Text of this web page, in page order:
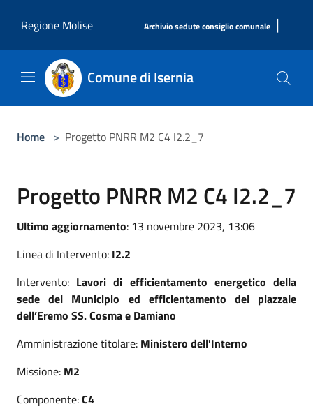
Regione Molise
Archivio sedute consiglio comunale |
Comune di Isernia
Home > Progetto PNRR M2 C4 I2.2_7
Progetto PNRR M2 C4 I2.2_7
Ultimo aggiornamento: 13 novembre 2023, 13:06
Linea di Intervento: I2.2
Intervento: Lavori di efficientamento energetico della
sede del Municipio ed efficientamento del piazzale
dell’Eremo SS. Cosma e Damiano
Amministrazione titolare: Ministero dell'Interno
Missione: M2
Componente:C4